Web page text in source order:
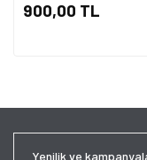
900,00 TL